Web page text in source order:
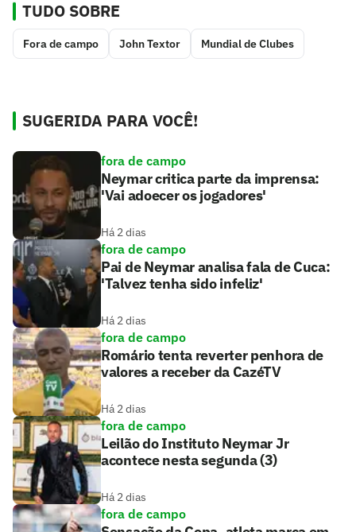
TUDO SOBRE
Fora de campo John Textor Mundial de Clubes
SUGERIDA PARA VOCÊ!
fora de campo
Neymar critica parte da imprensa:
'Vai adoecer os jogadores'
Há 2 dias
fora de campo
Pai de Neymar analisa fala de Cuca:
'Talvez tenha sido infeliz'
Há 2 dias
fora de campo
Romário tenta reverter penhora de
valores a receber da CazéTV
Há 2 dias
fora de campo
Leilão do Instituto Neymar Jr
acontece nesta segunda (3)
Há 2 dias
fora de campo